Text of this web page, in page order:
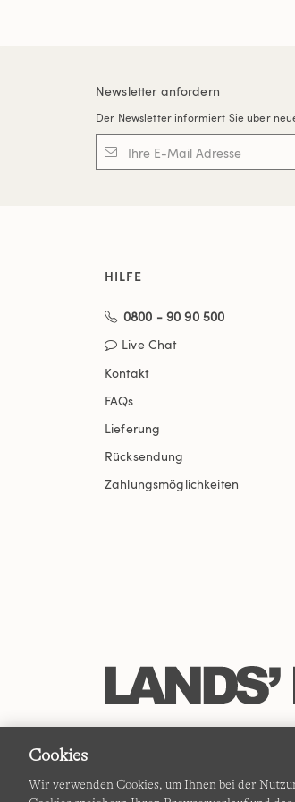
Newsletter anfordern
Der Newsletter informiert Sie über
HILFE
0800 - 90 90 500
Live Chat
Kontakt
FAQs
Lieferung
Rücksendung
Zahlungsmöglichkeiten
Cookies
Wir verwenden Cookies, um Ihnen bei der